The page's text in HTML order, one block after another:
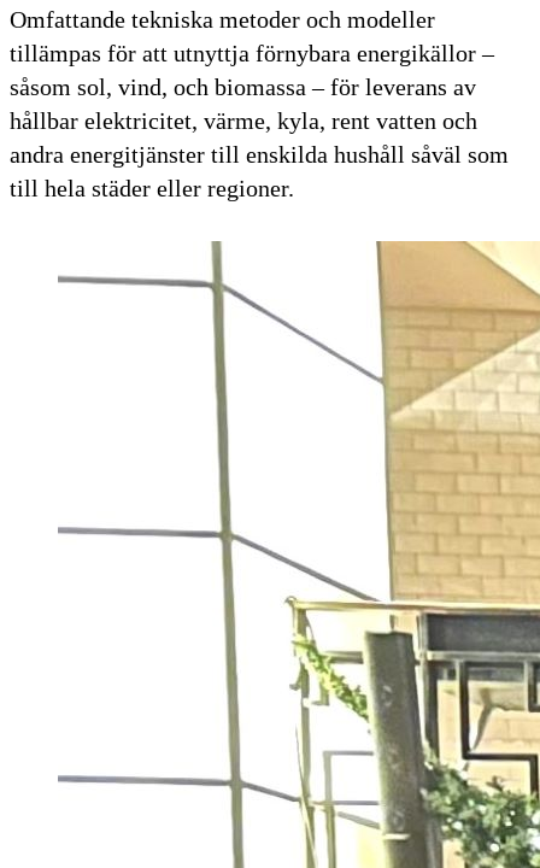
Omfattande tekniska metoder och modeller
tillämpas för att utnyttja förnybara energikällor –
såsom sol, vind, och biomassa – för leverans av
hållbar elektricitet, värme, kyla, rent vatten och
andra energitjänster till enskilda hushåll såväl som
till hela städer eller regioner.